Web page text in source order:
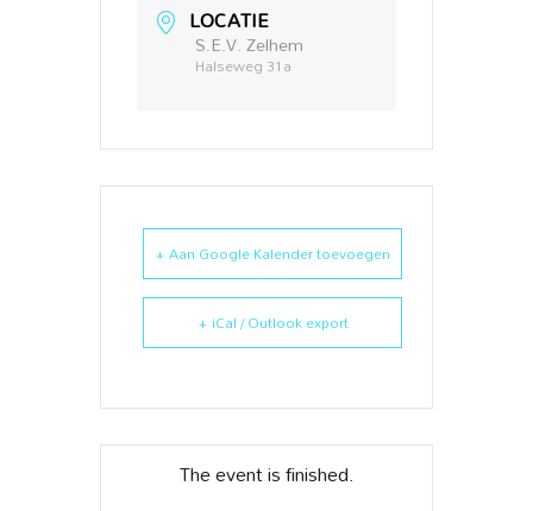
LOCATIE
S.E.V. Zelhem
Halseweg 31a
+ Aan Google Kalender toevoegen
+ iCal / Outlook export
The event is finished.